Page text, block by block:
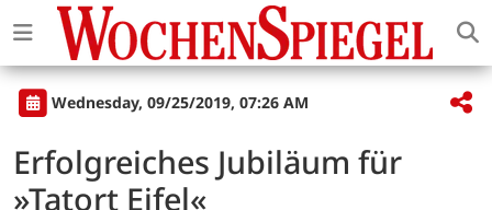
Wednesday, 09/25/2019, 07:26 AM
Erfolgreiches Jubiläum für
»Tatort Eifel«